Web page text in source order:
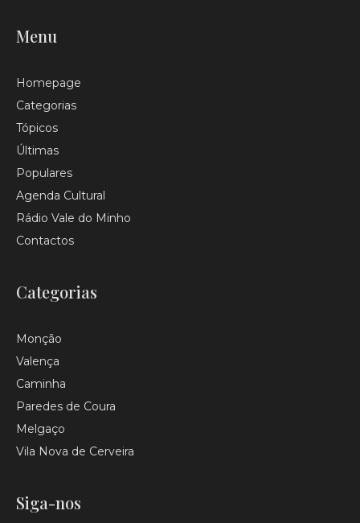
Menu
Homepage
Categorias
Tópicos
Últimas
Populares
Agenda Cultural
Rádio Vale do Minho
Contactos
Categorias
Monção
Valença
Caminha
Paredes de Coura
Melgaço
Vila Nova de Cerveira
Siga-nos